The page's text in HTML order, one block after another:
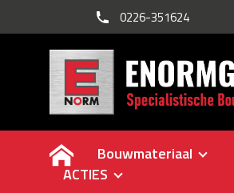
0226-351624
Bouwmateriaal
ACTIES